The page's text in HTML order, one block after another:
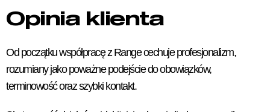
Opinia klienta
Od początku współpracę z Range cechuje profesjonalizm,
rozumiany jako poważne podejście do obowiązków,
terminowość oraz szybki kontakt.